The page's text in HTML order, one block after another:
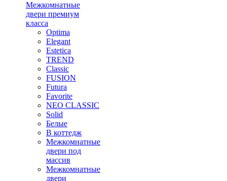
Межкомнатные
двери премиум
класса
Optima
Elegant
Estetica
TREND
Classic
FUSION
Futura
Favorite
NEO CLASSIC
Solid
Белые
В коттедж
Межкомнатные
двери под
массив
Межкомнатные
двери